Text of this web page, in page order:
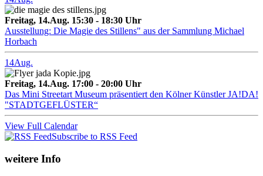
Freitag, 14.Aug. 15:30 - 18:30 Uhr
Ausstellung: Die Magie des Stillens" aus der Sammlung Michael
Horbach
14Aug.
Freitag, 14.Aug. 17:00 - 20:00 Uhr
Das Mini Streetart Museum präsentiert den Kölner Künstler JA!DA!
"STADTGEFLÜSTER“
View Full Calendar
Subscribe to RSS Feed
weitere Info